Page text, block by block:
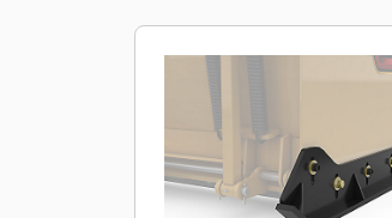
redskapsfäste för